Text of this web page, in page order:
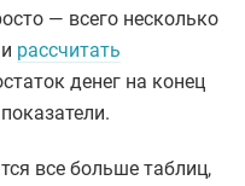
— всего несколько
рассчитать
денег на конец
все больше таблиц,